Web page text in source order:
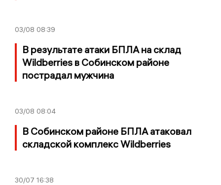
03/08 08:39
В результате атаки БПЛА на склад
Wildberries в Собинском районе
пострадал мужчина
03/08 08:04
В Собинском районе БПЛА атаковал
складской комплекс Wildberries
30/07 16:38